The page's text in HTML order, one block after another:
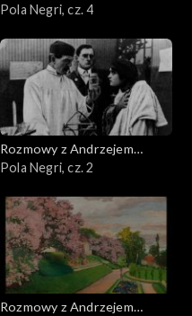
Doboszem
Pola Negri, cz. 4
Rozmowy z Andrzejem
Doboszem
Pola Negri, cz. 2
Rozmowy z Andrzejem